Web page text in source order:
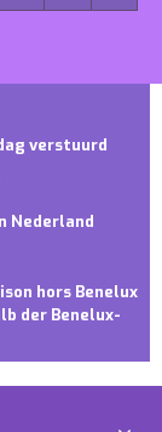
verstuurd
Nederland
hors Benelux
der Benelux-